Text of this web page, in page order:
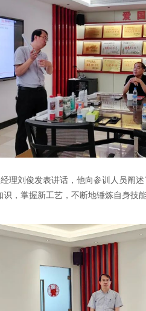
理刘俊发表讲话，他向参训人员阐
识，掌握新工艺，不断地锤炼自身